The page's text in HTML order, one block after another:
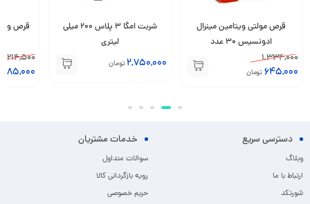
قرص مولتی ویتامین مینرال
ادونسیس 30 عدد
1,334,000
645,000تومان
شربت امگا 3 پلاس 200 میلی
لیتری
2,750,000 تومان 214,500
85,000
دسترسی سریع
وبلاگ
ارتباط با ما
شورتکد
خدمات مشتریان
سوالات متداول
رویه بازگردانی کالا
حریم خصوصی